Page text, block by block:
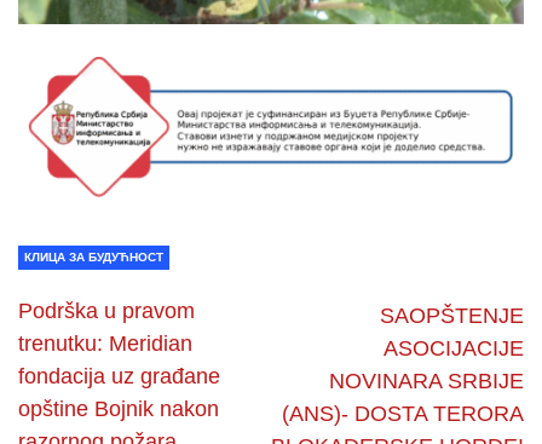
КЛИЦА ЗА БУДУЋНОСТ
Podrška u pravom
trenutku: Meridian
fondacija uz građane
opštine Bojnik nakon
SAOPŠTENJE
ASOCIJACIJE
NOVINARA SRBIJE
(ANS)- DOSTA TERORA